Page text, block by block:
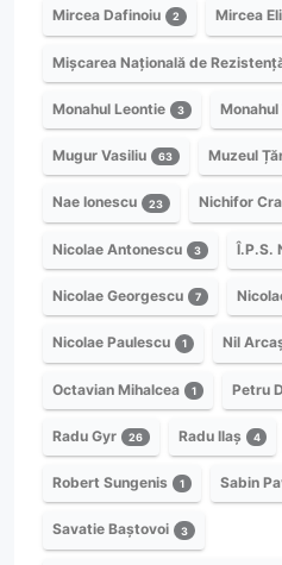
Mircea Dafinoiu 2 Mircea
Mișcarea Națională de
Monahul Leontie 3 Monahul
Mugur Vasiliu 63 Muzeul
Nae Ionescu 23 Nichifor
Nicolae Antonescu 3 Î.P.S.
Nicolae Georgescu 7
Nicolae Paulescu 1 Nil
Octavian Mihalcea 1 Petru
Radu Gyr 26 Radu Ilaș 4
Robert Sungenis 1 Sabin
Savatie Baștovoi 3